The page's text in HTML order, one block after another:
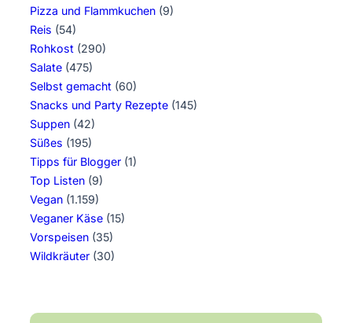
Pizza und Flammkuchen (9)
Reis (54)
Rohkost (290)
Salate (475)
Selbst gemacht (60)
Snacks und Party Rezepte (145)
Suppen (42)
Süßes (195)
Tipps für Blogger (1)
Top Listen (9)
Vegan (1.159)
Veganer Käse (15)
Vorspeisen (35)
Wildkräuter (30)